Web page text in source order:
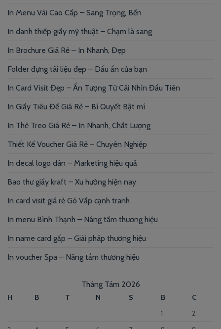
In Menu Vải Cao Cấp – Sang Trọng, Bền
In danh thiếp giấy mỹ thuật – Chạm là sang
In Brochure Giá Rẻ – In Nhanh, Đẹp
Folder đựng tài liệu đẹp – Dấu ấn của bạn
In Card Visit Đẹp – Ấn Tượng Từ Cái Nhìn Đầu Tiên
In Giấy Tiêu Đề Giá Rẻ – Bí Quyết Bật mí
In Thẻ Treo Giá Rẻ – In Nhanh, Chất Lượng
Thiết Kế Voucher Giá Rẻ – Chuyên Nghiệp
In decal logo dán – Marketing hiệu quả
Bao thư giấy kraft – Xu hướng hiện nay
In card visit giá rẻ Gò Vấp cạnh tranh
In menu Bình Thạnh – Nâng tầm thương hiệu
In name card gấp – Giải pháp thương hiệu
In voucher Spa – Nâng tầm thương hiệu
Tháng Tám 2026
H B T N S B
C
1
2